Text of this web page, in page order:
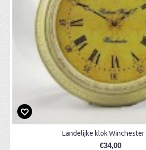
Landelijke klok Winchester
€34,00